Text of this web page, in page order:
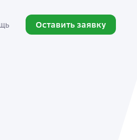
Оставить заявку